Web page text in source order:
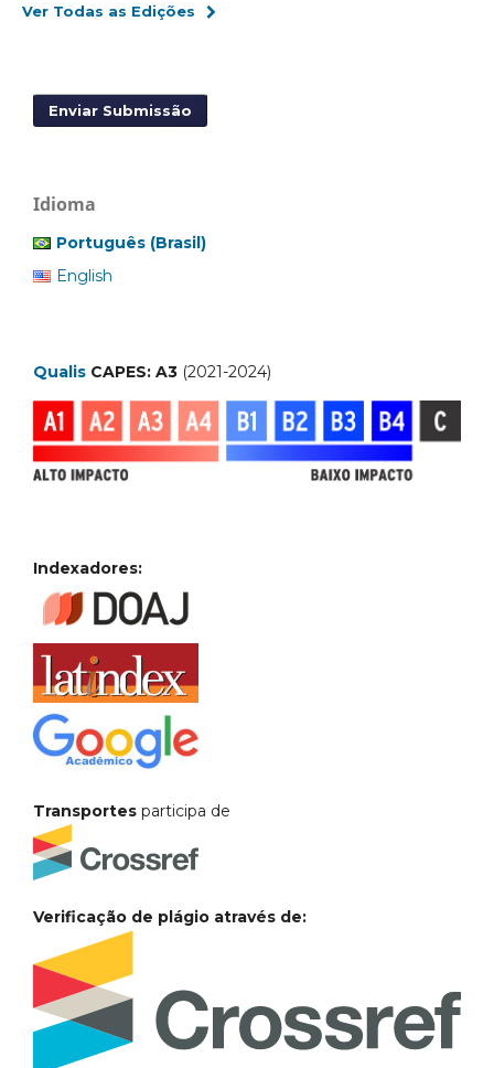
Ver Todas as Edições
Enviar Submissão
Idioma
Português (Brasil)
English
Qualis CAPES: A3 (2021-2024)
Indexadores:
Transportes participa de
Verificação de plágio através de: